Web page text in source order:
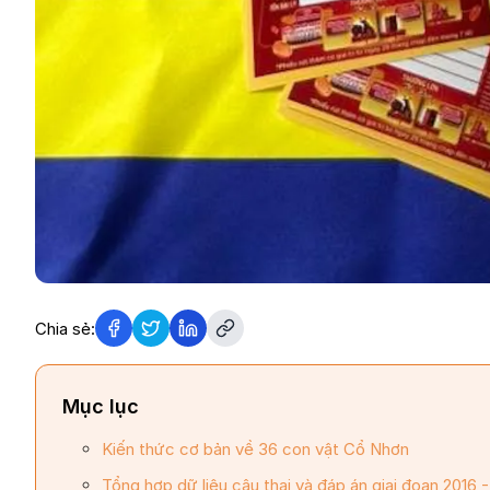
Chia sẻ:
Mục lục
Kiến thức cơ bản về 36 con vật Cổ Nhơn
Tổng hợp dữ liệu câu thai và đáp án giai đoạn 2016